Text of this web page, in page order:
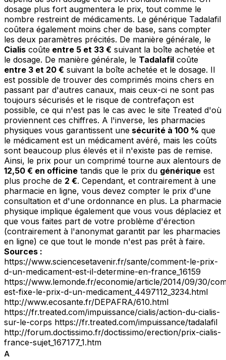
dosage plus fort augmentera le prix, tout comme le
nombre restreint de médicaments. Le générique Tadalafil
coûtera également moins cher de base, sans compter
les deux paramètres précités. De manière générale, le
Cialis coûte entre 5 et 33 € suivant la boîte achetée et
le dosage. De manière générale, le Tadalafil coûte
entre 3 et 20 € suivant la boîte achetée et le dosage. Il
est possible de trouver des comprimés moins chers en
passant par d'autres canaux, mais ceux-ci ne sont pas
toujours sécurisés et le risque de contrefaçon est
possible, ce qui n'est pas le cas avec le site Treated d'où
proviennent ces chiffres. A l'inverse, les pharmacies
physiques vous garantissent une sécurité à 100 % que
le médicament est un médicament avéré, mais les coûts
sont beaucoup plus élevés et il n'existe pas de remise.
Ainsi, le prix pour un comprimé tourne aux alentours de
12,50 € en officine tandis que le prix du générique est
plus proche de 2 €. Cependant, et contrairement à une
pharmacie en ligne, vous devez compter le prix d'une
consultation et d'une ordonnance en plus. La pharmacie
physique implique également que vous vous déplaciez et
que vous faites part de votre problème d'érection
(contrairement à l'anonymat garantit par les pharmacies
en ligne) ce que tout le monde n'est pas prêt à faire.
Sources :
https://www.sciencesetavenir.fr/sante/comment-le-prix-
d-un-medicament-est-il-determine-en-france_16159
https://www.lemonde.fr/economie/article/2014/09/30/
est-fixe-le-prix-d-un-medicament_4497112_3234.html
http://www.ecosante.fr/DEPAFRA/610.html
https://fr.treated.com/impuissance/cialis/action-du-cialis-
sur-le-corps https://fr.treated.com/impuissance/tadalafil
http://forum.doctissimo.fr/doctissimo/erection/prix-cialis-
france-sujet_167177_1.htm
A